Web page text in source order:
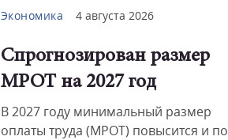
Экономика 4 августа 2026
Спрогнозирован размер
МРОТ на 2027 год
В 2027 году минимальный размер
оплаты труда (МРОТ) повысится и по
Смотреть видео